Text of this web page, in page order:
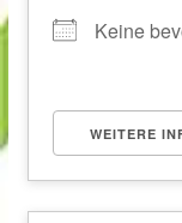
Keine
WEITERE